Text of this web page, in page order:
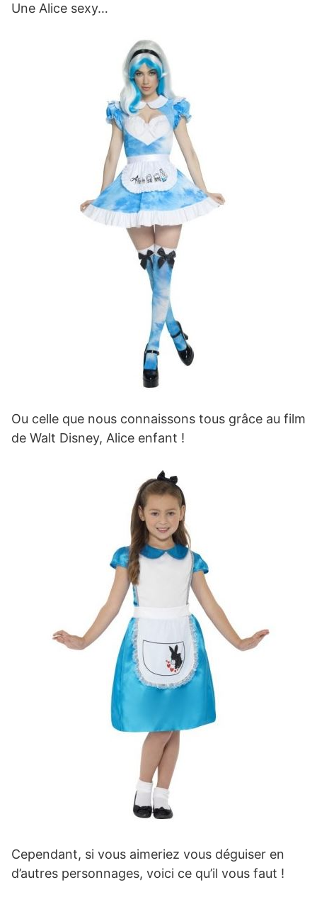
Une Alice sexy…
Ou celle que nous connaissons tous grâce au film
de Walt Disney, Alice enfant !
Cependant, si vous aimeriez vous déguiser en
d’autres personnages, voici ce qu’il vous faut !